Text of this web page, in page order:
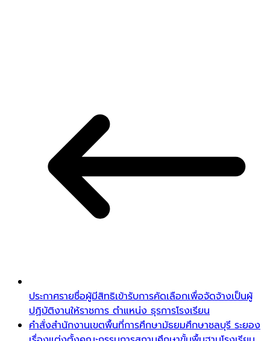
ประกาศรายชื่อผู้มีสิทธิเข้ารับการคัดเลือกเพื่อจัดจ้างเป็นผู้
ปฏิบัติงานให้ราชการ ตำแหน่ง ธุรการโรงเรียน
คำสั่งสำนักงานเขตพื้นที่การศึกษามัธยมศึกษาชลบุรี ระยอง